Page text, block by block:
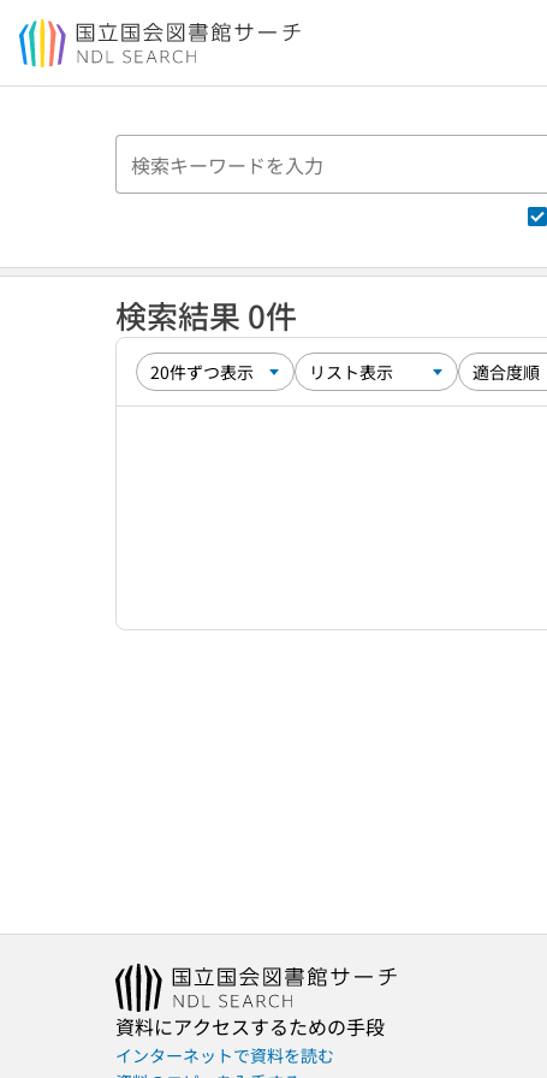
本文へ移動
検索結果 0件
資料にアクセスするための手段
インターネットで資料を読む